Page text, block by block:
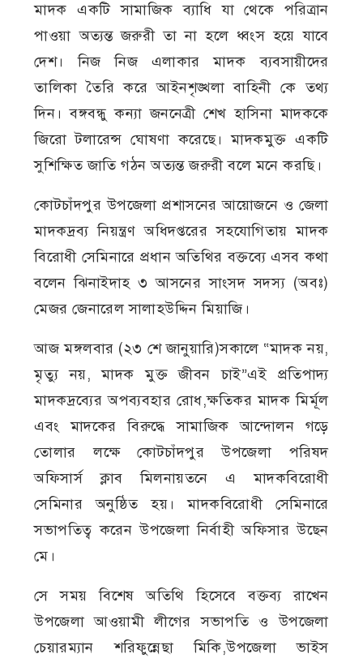
মাদক একটি সামাজিক ব্যাধি যা থেকে পরিত্রান
পাওয়া অত্যন্ত জরুরী তা না হলে ধ্বংস হয়ে যাবে
দেশ। নিজ নিজ এলাকার মাদক ব্যবসায়ীদের
তালিকা তৈরি করে আইনশৃঙ্খলা বাহিনী কে তথ্য
দিন। বঙ্গবন্ধু কন্যা জননেত্রী শেখ হাসিনা মাদককে
জিরো টলারেন্স ঘোষণা করেছে। মাদকমুক্ত একটি
সুশিক্ষিত জাতি গঠন অত্যন্ত জরুরী বলে মনে করছি।
কোটচাঁদপুর উপজেলা প্রশাসনের আয়োজনে ও জেলা
মাদকদ্রব্য নিয়ন্ত্রণ অধিদপ্তরের সহযোগিতায় মাদক
বিরোধী সেমিনারে প্রধান অতিথির বক্তব্যে এসব কথা
বলেন ঝিনাইদাহ ৩ আসনের সাংসদ সদস্য (অবঃ)
মেজর জেনারেল সালাহউদ্দিন মিয়াজি।
আজ মঙ্গলবার (২৩ শে জানুয়ারি)সকালে “মাদক নয়,
মৃত্যু নয়, মাদক মুক্ত জীবন চাই”এই প্রতিপাদ্য
মাদকদ্রব্যের অপব্যবহার রোধ,ক্ষতিকর মাদক মির্মূল
এবং মাদকের বিরুদ্ধে সামাজিক আন্দোলন গড়ে
তোলার লক্ষে কোটচাঁদপুর উপজেলা পরিষদ
অফিসার্স ক্লাব মিলনায়তনে এ মাদকবিরোধী
সেমিনার অনুষ্ঠিত হয়। মাদকবিরোধী সেমিনারে
সভাপতিত্ব করেন উপজেলা নির্বাহী অফিসার উছেন
মে।
সে সময় বিশেষ অতিথি হিসেবে বক্তব্য রাখেন
উপজেলা আওয়ামী লীগের সভাপতি ও উপজেলা
চেয়ারম্যান শরিফুন্নেছা মিকি,উপজেলা ভাইস